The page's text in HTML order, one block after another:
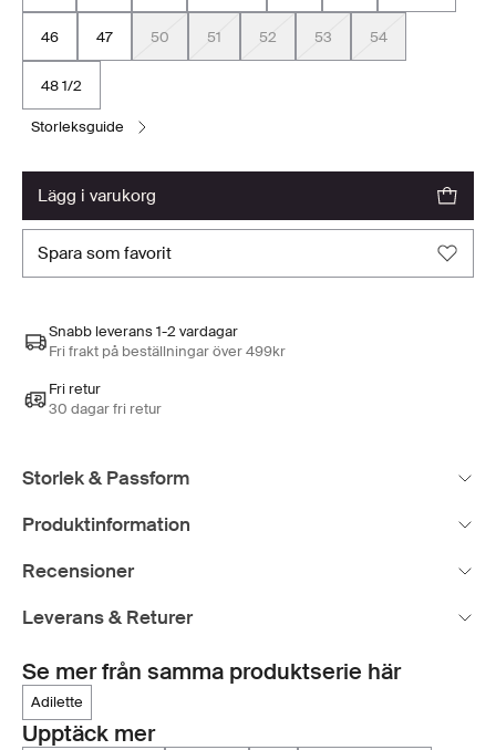
46 47 50 51 52 53 54
48 1/2
storleksguide
lägg i varukorg
spara som favorit
Snabb leverans 1-2 vardagar
Fri frakt på beställningar över 499kr
Fri retur
30 dagar fri retur
Storlek & Passform
Produktinformation
Recensioner
Leverans & Returer
Se mer från samma produktserie här
adilette
Upptäck mer